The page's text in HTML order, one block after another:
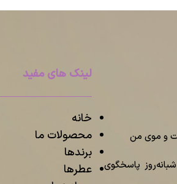
و موی من
، ۲۴ ساعت شبانه‌روز پاسخگوی
لینک های مفید
خانه
محصولات ما
برندها
عطرها